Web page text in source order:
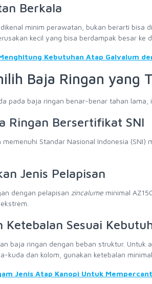
Berkala
minim perawatan, bukan berarti bisa
kecil yang bisa berdampak besar ke
Kebutuhan Atap Galvalum
Baja Ringan yang
pada baja ringan benar-benar tahan
Ringan Bersertifikat SNI
Standar Nasional Indonesia
Jenis Pelapisan
dengan pelapisan zincalume minimal
Ketebalan Sesuai
baja ringan dengan beban struktur.
kuda dan kolom, gunakan ketebalan
Jenis Atap Kanopi Untuk